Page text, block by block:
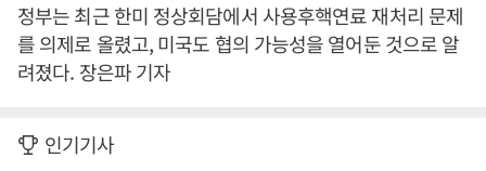
정부는 최근 한미 정상회담에서 사용후핵연료 재처리 문제
를 의제로 올렸고, 미국도 협의 가능성을 열어둔 것으로 알
려졌다. 장은파 기자
인기기사